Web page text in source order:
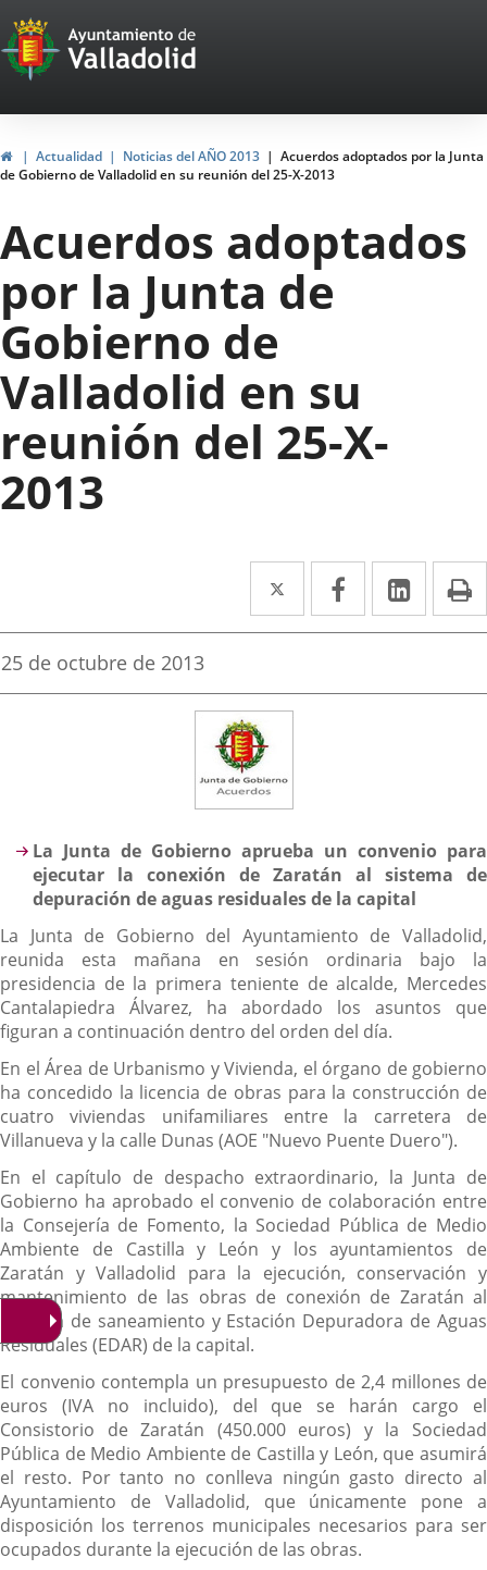
Portal
Web
del
Ayuntamiento
de
Valladolid
HomeActualidad Noticias del AÑO 2013
Acuerdos adoptados por la Junta
de Gobierno de Valladolid en su reunión del 25-X-2013
Acuerdos adoptados
por la Junta de
Gobierno de
Valladolid en su
reunión del 25-X-
2013
Twitter
Enlace
a
aplicación
Facebook
Enlace
a
aplicación
Enlace
a
Fecha
la
25 de octubre de 2013
Descripción
La Junta de Gobierno aprueba un convenio para
ejecutar la conexión de Zaratán al sistema de
depuración de aguas residuales de la capital
La Junta de Gobierno del Ayuntamiento de Valladolid,
reunida esta mañana en sesión ordinaria bajo la
presidencia de la primera teniente de alcalde, Mercedes
Cantalapiedra Álvarez, ha abordado los asuntos que
figuran a continuación dentro del orden del día.
En el Área de Urbanismo y Vivienda, el órgano de gobierno
ha concedido la licencia de obras para la construcción de
cuatro viviendas unifamiliares entre la carretera de
Villanueva y la calle Dunas (AOE "Nuevo Puente Duero").
En el capítulo de despacho extraordinario, la Junta de
Gobierno ha aprobado el convenio de colaboración entre
la Consejería de Fomento, la Sociedad Pública de Medio
Ambiente de Castilla y León y los ayuntamientos de
Zaratán y Valladolid para la ejecución, conservación y
mantenimiento de las obras de conexión de Zaratán al
sistema de saneamiento y Estación Depuradora de Aguas
Residuales (EDAR) de la capital.
El convenio contempla un presupuesto de 2,4 millones de
euros (IVA no incluido), del que se harán cargo el
Consistorio de Zaratán (450.000 euros) y la Sociedad
Pública de Medio Ambiente de Castilla y León, que asumirá
el resto. Por tanto no conlleva ningún gasto directo al
Ayuntamiento de Valladolid, que únicamente pone a
disposición los terrenos municipales necesarios para ser
ocupados durante la ejecución de las obras.